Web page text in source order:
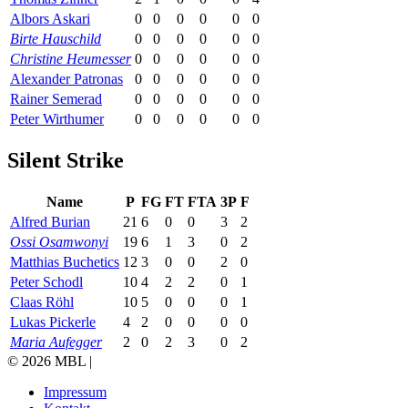
Albors Askari
0 0 0 0 0
0
Birte Hauschild
0 0 0 0 0
0
Christine Heumesser 0 0 0 0 0
0
Alexander Patronas
0 0 0 0 0
0
Rainer Semerad
0 0 0 0 0
0
Peter Wirthumer
0 0 0 0 0 0
Silent Strike
Name P FG FT FTA 3P F
Alfred Burian
21 6 0 0 3
2
Ossi Osamwonyi
19 6 1 3 0
2
Matthias Buchetics 12 3 0 0 2
0
Peter Schodl
10 4 2 2 0
1
Claas Röhl
10 5 0 0 0
1
Lukas Pickerle
4 2 0 0 0
0
Maria Aufegger
2 0 2 3 0
2
© 2026 MBL |
Impressum